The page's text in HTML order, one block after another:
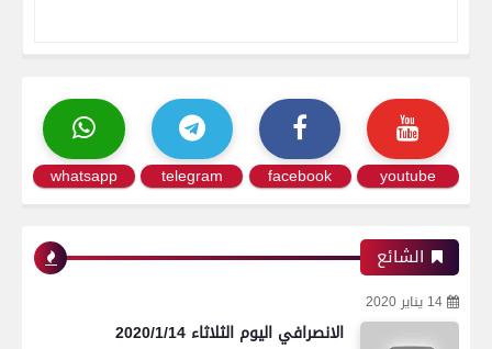
youtube
facebook
telegram
whatsapp
الشائع
14 يناير 2020
الانصرافي اليوم الثلاثاء 2020/1/14